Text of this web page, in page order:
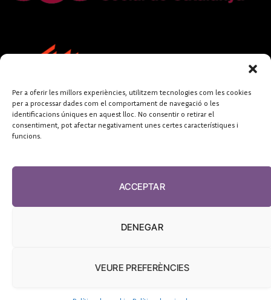
Per a oferir les millors experiències, utilitzem tecnologies com les cookies
per a processar dades com el comportament de navegació o les
identificacions úniques en aquest lloc. No consentir o retirar el
consentiment, pot afectar negativament unes certes característiques i
funcions.
ACCEPTAR
DENEGAR
VEURE PREFERÈNCIES
FUNDACIÓ